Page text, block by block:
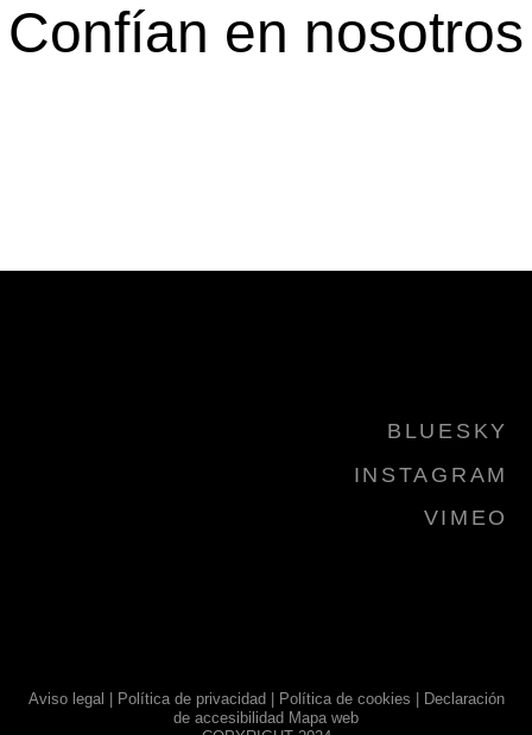
Confían en nosotros
BLUESKY
INSTAGRAM
VIMEO
Aviso legal Política de privacidad Política de cookies
Declaración
de accesibilidad Mapa web